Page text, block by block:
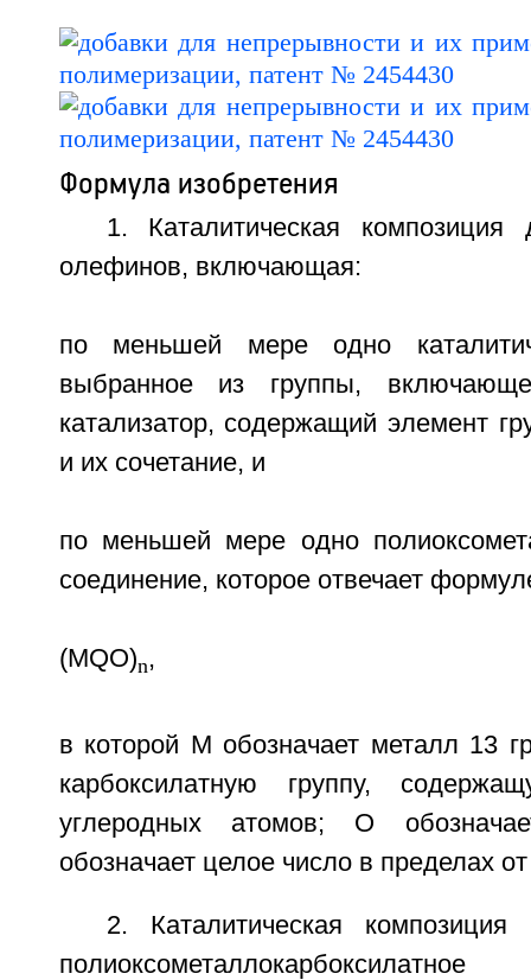
Формула изобретения
1. Каталитическая композиция
олефинов, включающая:
по меньшей мере одно
выбранное из группы,
катализатор, содержащий элемент
и их сочетание, и
по меньшей мере одно
соединение, которое отвечает
(MQO)n,
в которой М обозначает металл 13
карбоксилатную группу,
углеродных атомов; О
обозначает целое число в пределах
2. Каталитическая